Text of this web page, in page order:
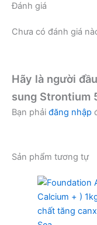
Đánh giá
Chưa có đánh giá
Hãy là người
sung Strontium
Bạn phải đăng nhập
Sản phẩm tương tự